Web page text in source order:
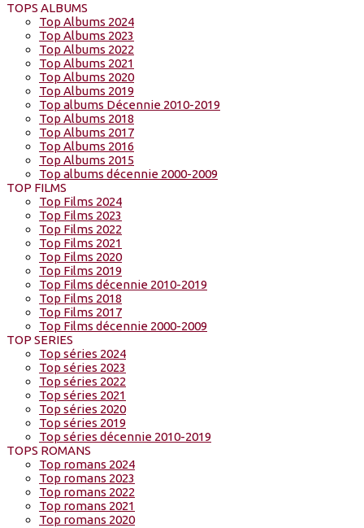
TOPS ALBUMS
Top Albums 2024
Top Albums 2023
Top Albums 2022
Top Albums 2021
Top Albums 2020
Top Albums 2019
Top albums Décennie 2010-2019
Top Albums 2018
Top Albums 2017
Top Albums 2016
Top Albums 2015
Top albums décennie 2000-2009
TOP FILMS
Top Films 2024
Top Films 2023
Top Films 2022
Top Films 2021
Top Films 2020
Top Films 2019
Top Films décennie 2010-2019
Top Films 2018
Top Films 2017
Top Films décennie 2000-2009
TOP SERIES
Top séries 2024
Top séries 2023
Top séries 2022
Top séries 2021
Top séries 2020
Top séries 2019
Top séries décennie 2010-2019
TOPS ROMANS
Top romans 2024
Top romans 2023
Top romans 2022
Top romans 2021
Top romans 2020